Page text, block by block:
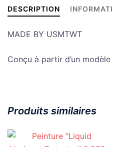
ASSISE
TOURELLE
DESCRIPTION
MADE BY USMTWT
Conçu à partir d’un modèle
Produits similaires